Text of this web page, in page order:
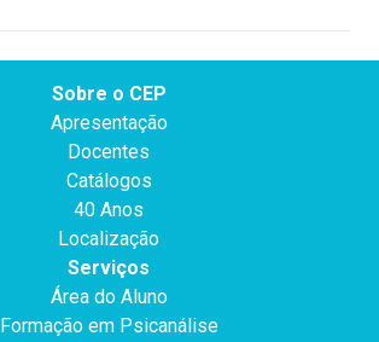
Sobre o CEP
Apresentação
Docentes
Catálogos
40 Anos
Localização
Serviços
Área do Aluno
Formação em Psicanálise